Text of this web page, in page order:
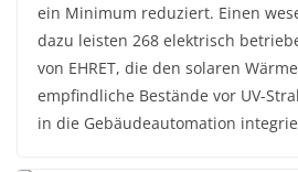
ein Minimum reduziert. Einen
dazu leisten 268 elektrisch
von EHRET, die den solaren
empfindliche Bestände vor UV-
in die Gebäudeautomation